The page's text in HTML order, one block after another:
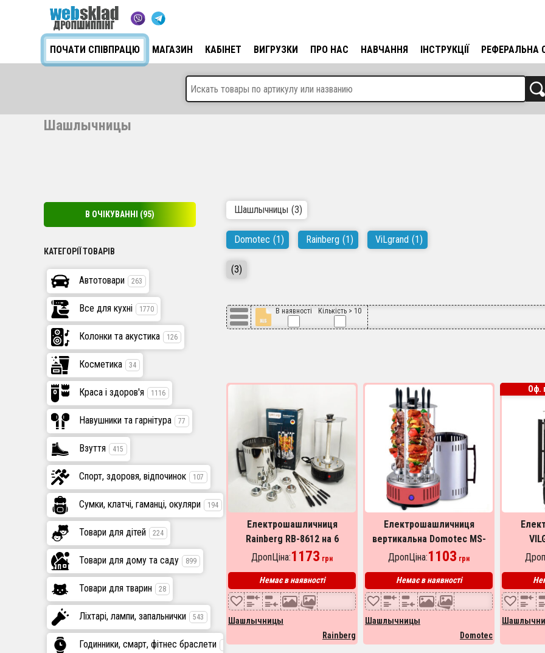
ПОЧАТИ СПІВПРАЦЮ МАГАЗИН КАБІНЕТ ВИГРУЗКИ ПРО НАС НАВЧАННЯ ІНСТРУКЦІЇ РЕФЕРАЛЬНА
Шашлычницы
Шашлычницы (3)
Domotec (1) Rainberg (1) ViLgrand (1)
(3)
В наявності Кількість > 10
Електрошашличниця
Rainberg RB-8612 на 6
шампурів 3200 W
ДропЦіна:1173 грн
Немає в наявності
Шашлычницы
Rainberg
Електрошашличниця
вертикальна Domotec MS-
7783 нержавіюча сталь
ДропЦіна:1103 грн
Немає в наявності
Шашлычницы
Domotec
Оф.
В ОЧІКУВАННІ (95)
КАТЕГОРІЇ ТОВАРІВ
Автотовари 263
Все для кухні 1770
Колонки та акустика 126
Косметика 34
Краса і здоров'я 1116
Навушники та гарнітура 77
Взуття 415
Спорт, здоровя, відпочинок 107
Сумки, клатчі, гаманці, окуляри 194
Товари для дітей 224
Товари для дому та саду 899
Товари для тварин 28
Ліхтарі, лампи, запальнички 543
Годинники, смарт, фітнес браслети 447